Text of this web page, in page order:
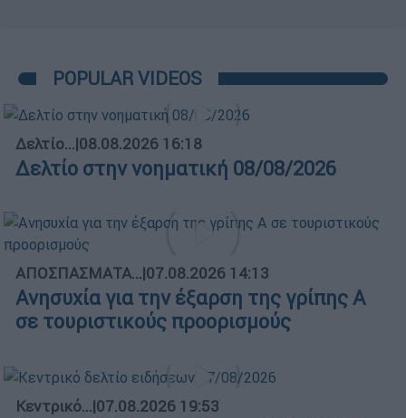
POPULAR VIDEOS
Δελτίο...|08.08.2026 16:18
Δελτίο στην νοηματική 08/08/2026
ΑΠΟΣΠΑΣΜΑΤΑ...|07.08.2026 14:13
Ανησυχία για την έξαρση της γρίπης Α
σε τουριστικούς προορισμούς
Κεντρικό...|07.08.2026 19:53